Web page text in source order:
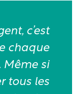
c’est
chaque
Même si
tous les